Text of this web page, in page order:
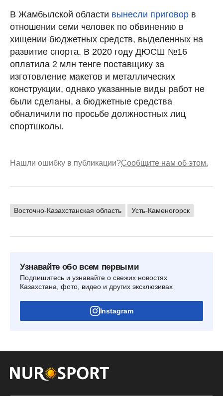
В Жамбылской области вынесли приговор в
отношении семи человек по обвинению в
хищении бюджетных средств, выделенных на
развитие спорта. В 2020 году ДЮСШ №16
оплатила 2 млн тенге поставщику за
изготовление макетов и металлических
конструкции, однако указанные виды работ не
были сделаны, а бюджетные средства
обналичили по просьбе должностных лиц
спортшколы.
Нашли ошибку в публикации?Сообщите нам об этом.
Восточно-Казахстанская область Усть-Каменогорск
Узнавайте обо всем первыми
Подпишитесь и узнавайте о свежих новостях
Казахстана, фото, видео и других эксклюзивах
Instagram